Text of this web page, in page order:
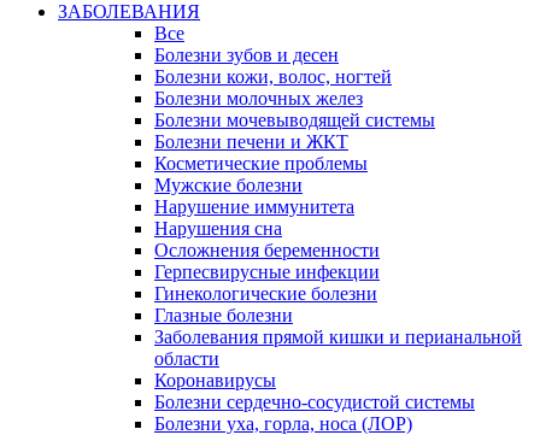
ЗАБОЛЕВАНИЯ
Все
Болезни зубов и десен
Болезни кожи, волос, ногтей
Болезни молочных желез
Болезни мочевыводящей системы
Болезни печени и ЖКТ
Косметические проблемы
Мужские болезни
Нарушение иммунитета
Нарушения сна
Осложнения беременности
Герпесвирусные инфекции
Гинекологические болезни
Глазные болезни
Заболевания прямой кишки и перианальной
области
Коронавирусы
Болезни сердечно-сосудистой системы
Болезни уха, горла, носа (ЛОР)